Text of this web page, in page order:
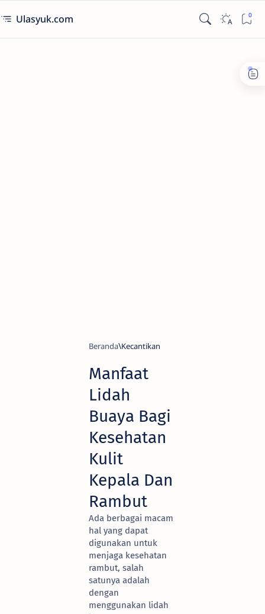
Ulasyuk.com
Beranda Kecantikan
Manfaat
Lidah
Buaya Bagi
Kesehatan
Kulit
Kepala Dan
Rambut
Ada berbagai macam
hal yang dapat
digunakan untuk
menjaga kesehatan
rambut, salah
satunya adalah
dengan
menggunakan lidah